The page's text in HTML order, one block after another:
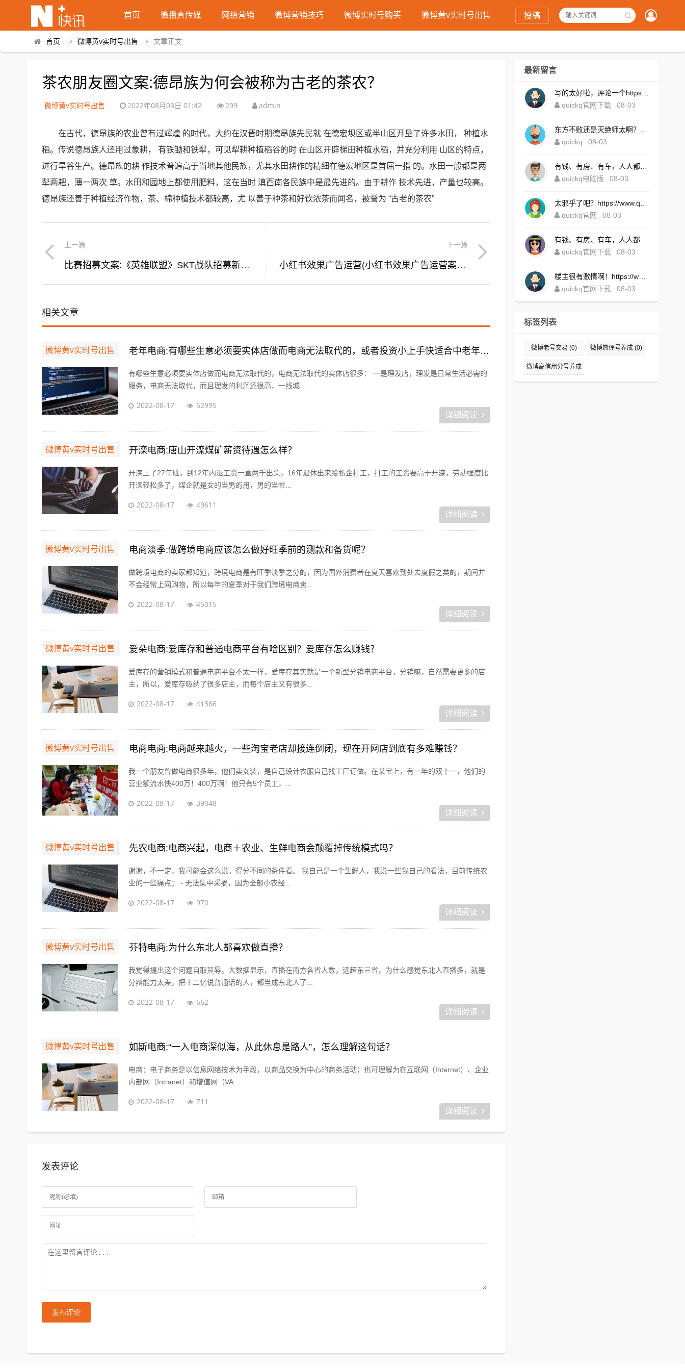
首页 微播真传媒 网络营销 微博营销技巧 微博实时号购买 微博黄v实时号出售 投稿
首页 微博黄v实时号出售 文章正文
茶农朋友圈文案:德昂族为何会被称为古老的茶农？
微博黄v实时号出售 2022年08月03日 01:42 299 admin
在古代，德昂族的农业曾有过辉煌 的时代，大约在汉晋时期德昂族先民就 在德宏坝区或半山区开垦了许多水田， 种植水
稻。传说德昂族人还用过象耕， 有铁锄和铁犁，可见犁耕种植稻谷的时 在山区开辟梯田种植水稻，并充分利用 山区的特点，
进行旱谷生产。德昂族的耕 作技术普遍高于当地其他民族，尤其水田耕作的精细在德宏地区是首屈一指 的。水田一般都是两
犁两耙，薄一两次 草。水田和园地上都使用肥料，这在当时 滇西南各民族中是最先进的。由于耕作 技术先进，产量也较高。
德昂族还善于种植经济作物，茶、棉种植技术都较高，尤 以善于种茶和好饮浓茶而闻名，被誉为 “古老的茶农”
上一篇
比赛招募文案:《英雄联盟》SKT战队招募新上单，条件简单令网友嗤之以鼻，你会去尝试吗？
下一篇
小红书效果广告运营(小红书效果广告运营案例)
相关文章
微博黄v实时号出售 老年电商:有哪些生意必须要实体店做而电商无法取代的，或者投资小上手快适合中老年的？
有哪些生意必须要实体店做而电商无法取代的，电商无法取代的实体店很多： 一是理发店，理发是日常生活必需的
服务，电商无法取代，而且理发的利润还很高，一线城...
2022-08-17 52995
详细阅读
微博黄v实时号出售 开滦电商:唐山开滦煤矿薪资待遇怎么样？
开滦上了27年班，到12年内退工资一直两千出头，16年退休出来给私企打工，打工的工资要高于开滦，劳动强度比
开滦轻松多了，煤企就是女的当男的用，男的当牲...
2022-08-17 49611
详细阅读
微博黄v实时号出售 电商淡季:做跨境电商应该怎么做好旺季前的测款和备货呢？
做跨境电商的卖家都知道，跨境电商是有旺季淡季之分的，因为国外消费者在夏天喜欢到处去度假之类的，期间并
不会经常上网购物，所以每年的夏季对于我们跨境电商卖...
2022-08-17 45015
详细阅读
微博黄v实时号出售 爱朵电商:爱库存和普通电商平台有啥区别？爱库存怎么赚钱？
爱库存的营销模式和普通电商平台不太一样，爱库存其实就是一个新型分销电商平台，分销嘛，自然需要更多的店
主，所以，爱库存吸纳了很多店主，而每个店主又有很多...
2022-08-17 41366
详细阅读
微博黄v实时号出售 电商电商:电商越来越火，一些淘宝老店却接连倒闭，现在开网店到底有多难赚钱？
我一个朋友曾做电商很多年，他们卖女装，是自己设计衣服自己找工厂订做。在某宝上，有一年的双十一，他们的
营业额流水快400万！400万啊！他只有5个员工，...
2022-08-17 39048
详细阅读
微博黄v实时号出售 先农电商:电商兴起，电商＋农业、生鲜电商会颠覆掉传统模式吗？
谢谢，不一定，我可能会这么说。得分不同的条件看。 我自己是一个生鲜人，我说一些我自己的看法，目前传统农
业的一些痛点； - 无法集中采摘，因为全部小农经...
2022-08-17 970
详细阅读
微博黄v实时号出售 芬特电商:为什么东北人都喜欢做直播？
我觉得提出这个问题自取其辱，大数据显示，直播在南方各省人数，远超东三省，为什么感觉东北人直播多，就是
分辩能力太差，把十二亿说普通话的人，都当成东北人了...
2022-08-17 662
详细阅读
微博黄v实时号出售 如斯电商:“一入电商深似海，从此休息是路人”，怎么理解这句话？
电商：电子商务是以信息网络技术为手段，以商品交换为中心的商务活动；也可理解为在互联网（Internet）、企业
内部网（Intranet）和增值网（VA...
2022-08-17 711
详细阅读
发表评论
发布评论
最新留言
quickq官网下载
08-03
quickq
08-03
quickq电脑版
08-03
quickq官网
08-03
quickq官网下载
08-03
quickq官网下载
08-03
标签列表
微博老号交易 (0) 微博热评号养成 (0)
微博高信用分号养成
(0)